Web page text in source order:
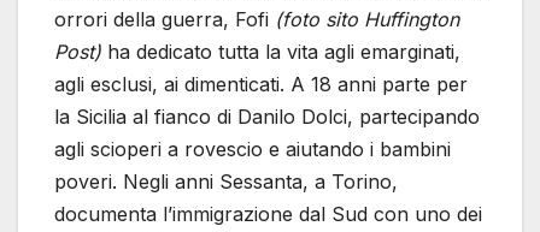
orrori della guerra, Fofi (foto sito Huffington
Post) ha dedicato tutta la vita agli emarginati,
agli esclusi, ai dimenticati. A 18 anni parte per
la Sicilia al fianco di Danilo Dolci, partecipando
agli scioperi a rovescio e aiutando i bambini
poveri. Negli anni Sessanta, a Torino,
documenta l’immigrazione dal Sud con uno dei